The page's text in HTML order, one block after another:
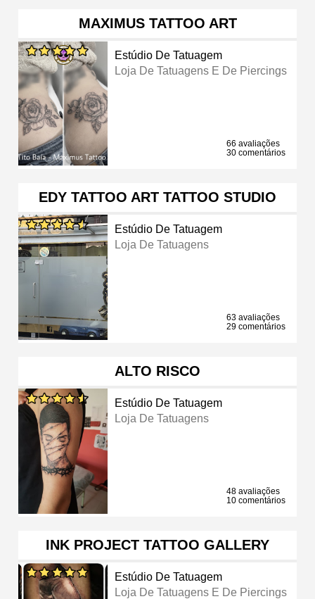
MAXIMUS TATTOO ART
Estúdio De Tatuagem
Loja De Tatuagens E De Piercings
66 avaliações
30 comentários
EDY TATTOO ART TATTOO STUDIO
Estúdio De Tatuagem
Loja De Tatuagens
63 avaliações
29 comentários
ALTO RISCO
Estúdio De Tatuagem
Loja De Tatuagens
48 avaliações
10 comentários
INK PROJECT TATTOO GALLERY
Estúdio De Tatuagem
Loja De Tatuagens E De Piercings